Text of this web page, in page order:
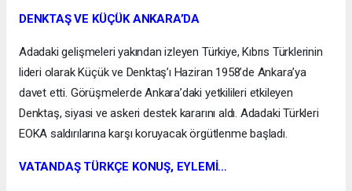
DENKTAŞ VE KÜÇÜK ANKARA’DA
Adadaki gelişmeleri yakından izleyen Türkiye, Kıbrıs Türklerinin
lideri olarak Küçük ve Denktaş’ı Haziran 1958’de Ankara’ya
davet etti. Görüşmelerde Ankara’daki yetkilileri etkileyen
Denktaş, siyasi ve askeri destek kararını aldı. Adadaki Türkleri
EOKA saldırılarına karşı koruyacak örgütlenme başladı.
VATANDAŞ TÜRKÇE KONUŞ, EYLEMİ…